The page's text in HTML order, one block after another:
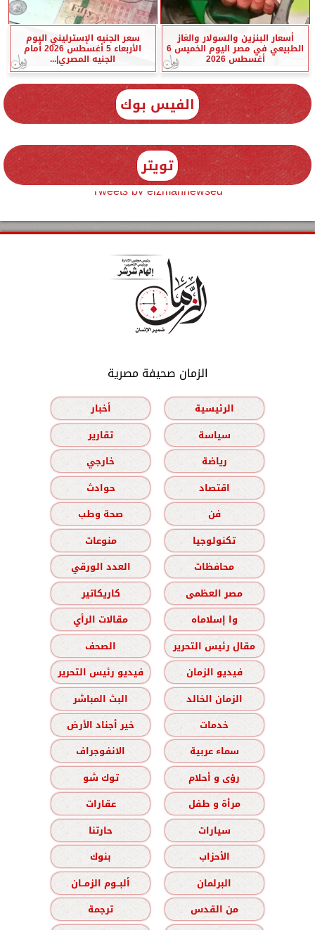
أسعار البنزين والسولار والغاز
الطبيعي في مصر اليوم الخميس 6
أغسطس 2026
سعر الجنيه الإسترليني اليوم
الأربعاء 5 أغسطس 2026 أمام
الجنيه المصري|...
الفيس بوك
تويتر
Tweets by elzmannewseg
الزمان صحيفة مصرية
الرئيسية
أخبار
سياسة
تقارير
رياضة
خارجي
اقتصاد
حوادث
فن
صحة وطب
تكنولوجيا
منوعات
محافظات
العدد الورقي
مصر العظمى
كاريكاتير
وا إسلاماه
مقالات الرأي
مقال رئيس التحرير
الصحف
فيديو الزمان
فيديو رئيس التحرير
الزمان الخالد
البث المباشر
خدمات
خير أجناد الأرض
سماء عربية
الانفوجراف
رؤى و أحلام
توك شو
مرأة و طفل
عقارات
سيارات
حارتنا
الأحزاب
بنوك
البرلمان
ألبــوم الزمــان
من القدس
ترجمة